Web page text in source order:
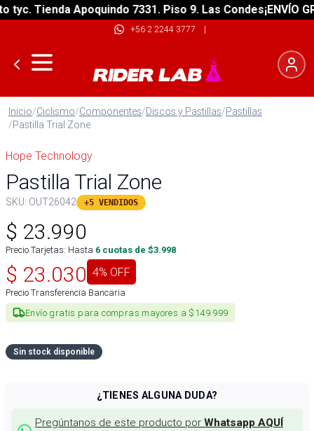
Tienda Apoquindo 7331. Piso 9. Las Condes¡ENVÍO
+56 2 2244 3777 |
Inicio/Ciclismo/Componentes/Discos y Pastillas/Pastillas
/Pastilla Trial Zone
Hope Technology
Pastilla Trial Zone
SKU: OUT26042 +5 VENDIDOS
$ 23.990
Precio Tarjetas: Hasta 6 cuotas de $3.998
$ 23.030 4% OFF
Precio Transferencia Bancaria
Envío gratis para compras mayores a $149.999
Sin stock disponible
¿TIENES ALGUNA DUDA?
Pregúntanos de este producto por Whatsapp AQUÍ